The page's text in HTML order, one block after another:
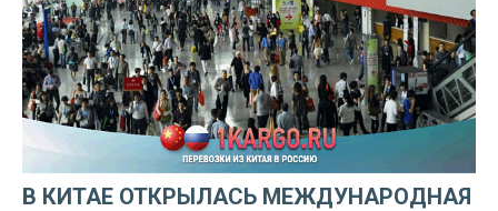
В КИТАЕ ОТКРЫЛАСЬ МЕЖДУНАРОДНАЯ